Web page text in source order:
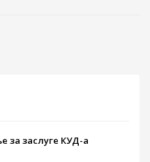
за заслуге КУД-а